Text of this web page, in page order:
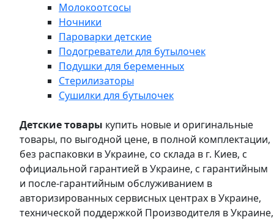
Молокоотсосы
Ночники
Пароварки детские
Подогреватели для бутылочек
Подушки для беременных
Стерилизаторы
Сушилки для бутылочек
Детские товары купить новые и оригинальные
товары, по выгодной цене, в полной комплектации,
без распаковки в Украине, со склада в г. Киев, с
официальной гарантией в Украине, с гарантийным
и после-гарантийным обслуживанием в
авторизированных сервисных центрах в Украине,
технической поддержкой Производителя в Украине,